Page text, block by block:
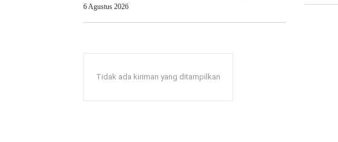
6 Agustus 2026
Tidak ada kiriman yang ditampilkan